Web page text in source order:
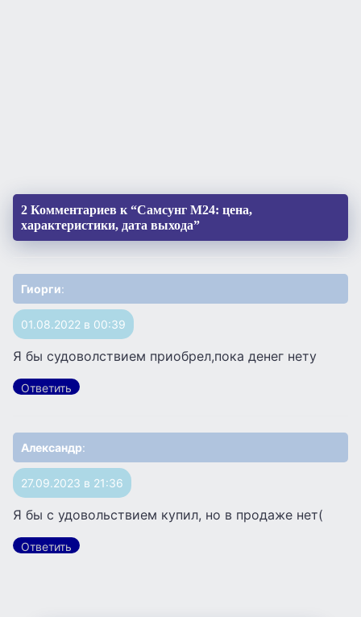
2 Комментариев к “Самсунг М24: цена,
характеристики, дата выхода”
Гиорги:
01.08.2022 в 00:39
Я бы судоволствием приобрел,пока денег нету
Ответить
Александр:
27.09.2023 в 21:36
Я бы с удовольствием купил, но в продаже нет(
Ответить